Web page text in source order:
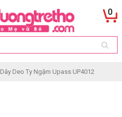
0
Dây Deo Ty Ngậm Upass UP4012